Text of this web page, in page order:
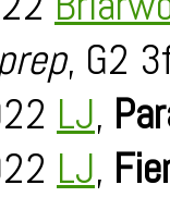
, G2
LJ,
LJ,